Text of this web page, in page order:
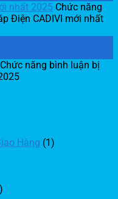
nhất 2025 Chức năng
Điện CADIVI mới nhất
Chức năng bình luận bị
Hàng (1)